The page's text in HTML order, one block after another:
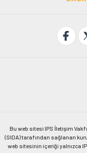
Bu web sitesi IPS İletişim
(SIDA) tarafından sağlanan
web sitesinin içeriği yalnızca